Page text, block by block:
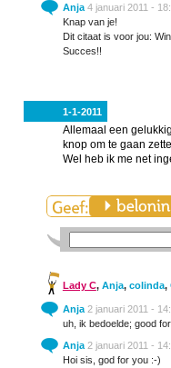
Anja 4 januari 2011 -
Knap van je!
Dit citaat is voor jou:
Succes!!
1-1-2011
Allemaal een
knop om te gaan
Wel heb ik me net
Lady C, Anja, colinda,
Anja 2 januari 2011 -
uh, ik bedoelde; good
Anja 2 januari 2011 -
Hoi sis, god for you :-)